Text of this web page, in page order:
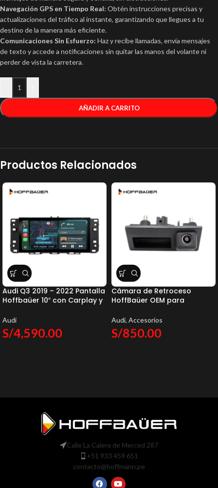
Navegación GPS en Tiempo Real: Obtén instrucciones precisas y
actualizaciones del tráfico al instante, garantizando que llegues a tu
destino de la manera más eficiente.
Comunicaciones Sin Esfuerzo: Haz y recibe llamadas, envía mensajes
de texto y accede a notificaciones sin quitar las manos del volante ni
perder de vista la carretera.
AÑADIR A CARRITO
Productos Relacionados
Audi Q3 2019 – 2022 Pantalla
Hoffbaüer 10″ con Carplay y
Baüer
Audi
S/4,590.00
Cámara de Retroceso
HoffBaüer OEM para
Audi, Accesorios
S/850.00
Calle La Calera de Merced 287
+51 933 459 651
contacto@hoffmann.pe